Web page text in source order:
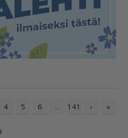
4 5 6 ... 141 › »